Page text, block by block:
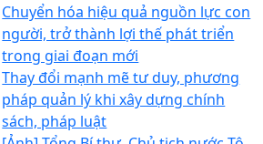
Chuyển hóa hiệu quả nguồn lực con
người, trở thành lợi thế phát triển
trong giai đoạn mới
Thay đổi mạnh mẽ tư duy, phương
pháp quản lý khi xây dựng chính
sách, pháp luật